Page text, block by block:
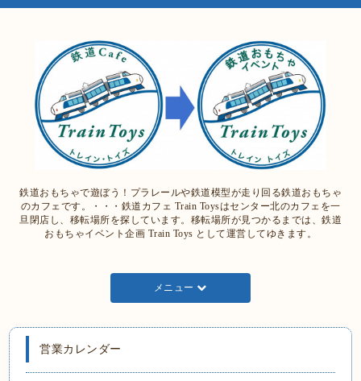
鉄道おもちゃで遊ぼう！プラレールや鉄道模型が走り回る鉄道おもちゃ
のカフェです。・・・鉄道カフェ Train Toysはセンター北のカフェを一
旦閉店し、移転場所を探しています。移転場所が見つかるまでは、鉄道
おもちゃイベント企画 Train Toys として運営してゆきます。
メニュー
営業カレンダー